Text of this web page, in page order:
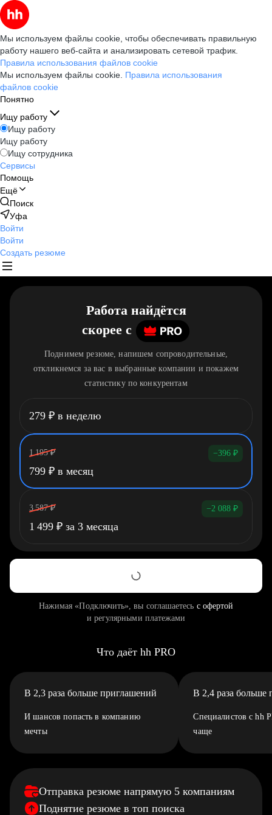
Мы используем файлы cookie, чтобы обеспечивать правильную
работу нашего веб-сайта и анализировать сетевой трафик.
Правила использования файлов cookie
Мы используем файлы cookie. Правила использования
файлов cookie
Понятно
Ищу работу
Ищу работу
Ищу работу
Ищу сотрудника
Сервисы
Помощь
Ещё
Поиск
Уфа
Войти
Войти
Создать резюме
Работа найдётся
скорее c
Поднимем резюме, напишем сопроводительные,
откликнемся за вас в выбранные компании и покажем
статистику по конкурентам
279 ₽ в неделю
1 195 ₽ −396 ₽
799 ₽ в месяц
3 587 ₽ −2 088 ₽
1 499 ₽ за 3 месяца
Нажимая «Подключить», вы соглашаетесь с офертой
и регулярными платежами
Что даёт hh PRO
В 2,3 раза больше приглашений
И шансов попасть в компанию
мечты
В 2,4 раза больше
Специалистов с hh
чаще
Отправка резюме напрямую 5 компаниям
Поднятие резюме в топ поиска